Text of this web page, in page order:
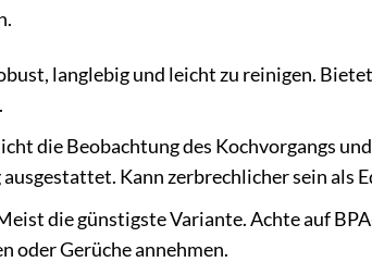
langlebig und leicht zu reinigen.
die Beobachtung des Kochvorgangs
Kann zerbrechlicher sein als
die günstigste Variante. Achte auf
oder Gerüche annehmen.